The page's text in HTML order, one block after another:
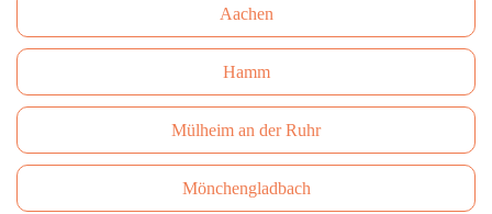
Aachen
Hamm
Mülheim an der Ruhr
Mönchengladbach